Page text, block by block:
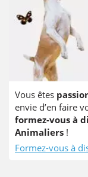
Vous êtes
envie d’en faire
formez-vous à
Animaliers !
Formez-vous à